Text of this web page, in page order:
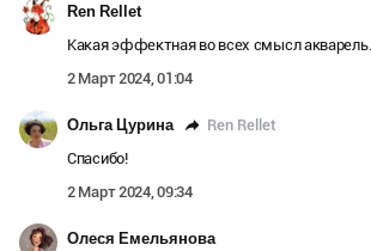
Ren Rellet
Какая эффектная во всех смысл
2 Март 2024, 01:04
Ольга Цурина Ren Rellet
Спасибо!
2 Март 2024, 09:34
Олеся Емельянова